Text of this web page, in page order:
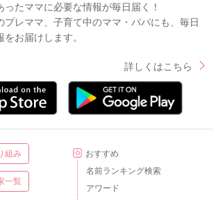
たママに必要な情報が毎日届く！
プレママ、子育て中のママ・パパにも、毎日
お届けします。
詳しくはこちら
組み
一覧
おすすめ
名前ランキング検索
アワード